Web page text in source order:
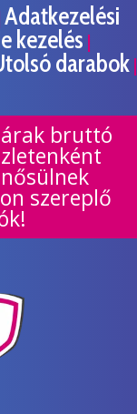
Adatkezelési
kezelés |
darabok|
bruttó
szereplő